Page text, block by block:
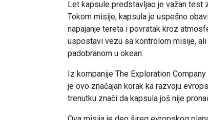
Let kapsule predstavljao je važan
Tokom misije, kapsula je uspešno
napajanje tereta i povratak kroz
uspostavi vezu sa kontrolom misije,
padobranom u okean.
Iz kompanije The Exploration
je ovo značajan korak ka razvoju
trenutku znači da kapsula još nije